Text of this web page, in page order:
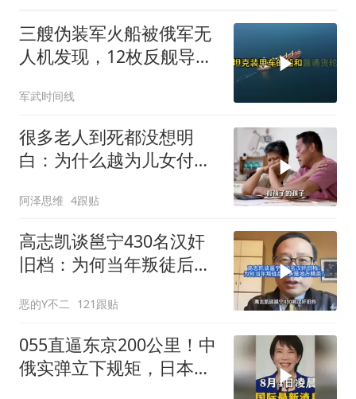
三艘伪装军火船被俄军无
人机发现，12枚反舰导弹
遭重锤
军武时间线
很多老人到死都没想明
白：为什么越为儿女付
阿泽思维 4跟贴
高志凯谈邕宁430名汉奸
旧档：为何当年叛徒后人
恶的Y不二 121跟贴
055直逼东京200公里！中
俄实弹立下规矩，日本除